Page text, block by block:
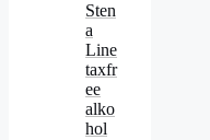
Sten
a
Line
taxfr
ee
alko
hol